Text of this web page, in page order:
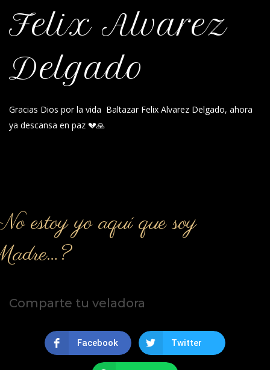
Felix Alvarez
Delgado
Gracias Dios por la vida Baltazar Felix Alvarez Delgado, ahora
ya descansa en paz 💔🙏
estoy yo aquí que soy
Comparte tu veladora
Facebook Twitter